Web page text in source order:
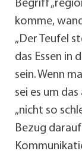
Begriff
komme,
„Der Teufel
das Essen in
sein. Wenn
sei es um
„nicht so
Bezug